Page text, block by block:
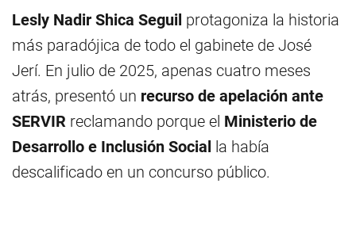
Lesly Nadir Shica Seguil protagoniza la historia
más paradójica de todo el gabinete de José
Jerí. En julio de 2025, apenas cuatro meses
atrás, presentó un recurso de apelación ante
SERVIR reclamando porque el Ministerio de
Desarrollo e Inclusión Social la había
descalificado en un concurso público.